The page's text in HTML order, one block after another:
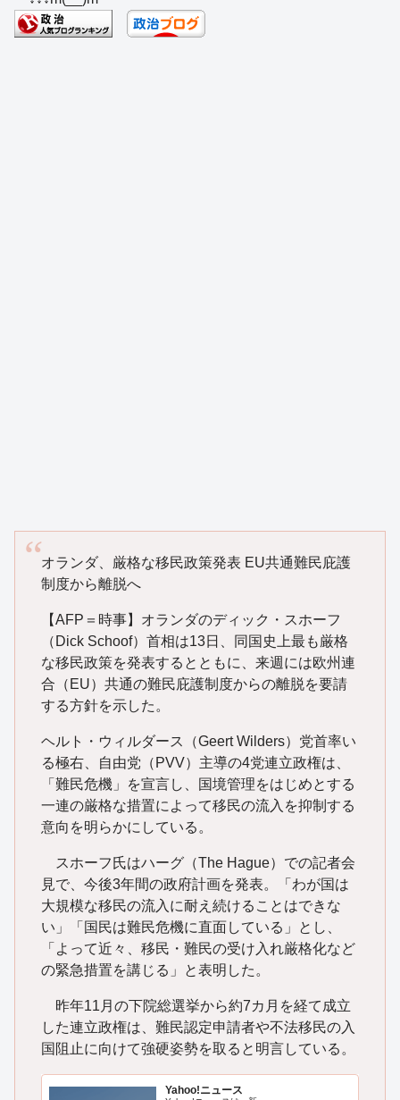
e
b
a
d
sk
y
オランダ、厳格な移民政策発表 EU共通難民庇護
制度から離脱へ
【AFP＝時事】オランダのディック・スホーフ
（Dick Schoof）首相は13日、同国史上最も厳格
な移民政策を発表するとともに、来週には欧州連
合（EU）共通の難民庇護制度からの離脱を要請
する方針を示した。
ヘルト・ウィルダース（Geert Wilders）党首率い
る極右、自由党（PVV）主導の4党連立政権は、
「難民危機」を宣言し、国境管理をはじめとする
一連の厳格な措置によって移民の流入を抑制する
意向を明らかにしている。
スホーフ氏はハーグ（The Hague）での記者会
見で、今後3年間の政府計画を発表。「わが国は
大規模な移民の流入に耐え続けることはできな
い」「国民は難民危機に直面している」とし、
「よって近々、移民・難民の受け入れ厳格化など
の緊急措置を講じる」と表明した。
昨年11月の下院総選挙から約7カ月を経て成立
した連立政権は、難民認定申請者や不法移民の入
国阻止に向けて強硬姿勢を取ると明言している。
Yahoo!ニュース